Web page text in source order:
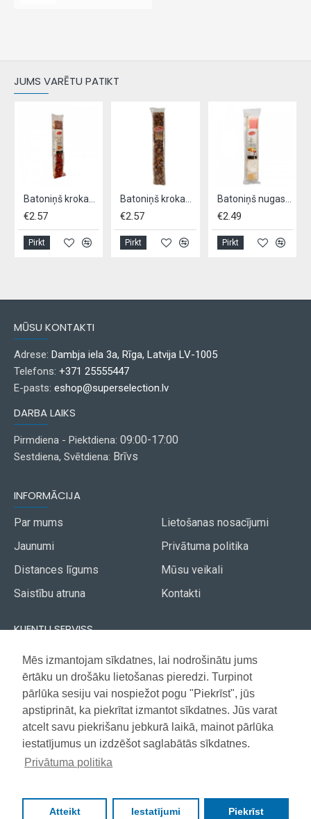
Mēs izmantojam sīkdatnes, lai nodrošinātu jums
ērtāku un drošāku lietošanas pieredzi. Turpinot
pārlūka sesiju vai nospiežot pogu "Piekrīst", jūs
apstiprināt, ka piekrītat izmantot sīkdatnes. Jūs varat
atcelt savu piekrišanu jebkurā laikā, mainot pārlūka
iestatījumus un izdzēšot saglabātās sīkdatnes.
Privātuma politika
Atteikt Iestatījumi Piekrīst
JUMS VARĒTU PATIKT
Batoniņš krokants SIR CHARLES 100g - Mandeļu
€2.57
Pirkt
Batoniņš krokants SIR CHARLES 100g - Zemesriekstu
€2.57
Pirkt
Batoniņš nugas MIX 100g - ar zemesriekstiem un augļiem
€2.49
Pirkt
MŪSU KONTAKTI
Adrese: Dambja iela 3a, Rīga, Latvija LV-1005
Telefons: +371 25555447
E-pasts: eshop@superselection.lv
DARBA LAIKS
Pirmdiena - Piektdiena: 09:00-17:00
Sestdiena, Svētdiena: Brīvs
INFORMĀCIJA
Par mums
Jaunumi
Distances līgums
Saistību atruna
Lietošanas nosacījumi
Privātuma politika
Mūsu veikali
Kontakti
KLIENTU SERVISS
Piegāde
Apmaksa
Garantija
Akcijas avīze
Vietnes karte
Copyright © 2021, Super Selection, Visas tiesības aizsargātas